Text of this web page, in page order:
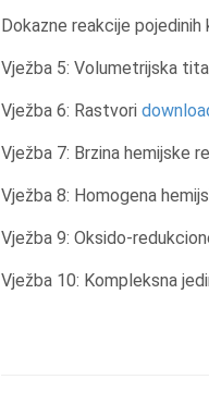
Dokazne reakcije pojedinih
Vježba 5: Volumetrijska
Vježba 6: Rastvori
Vježba 7: Brzina hemijske
Vježba 8: Homogena
Vježba 9: Oksido-
Vježba 10: Kompleksna